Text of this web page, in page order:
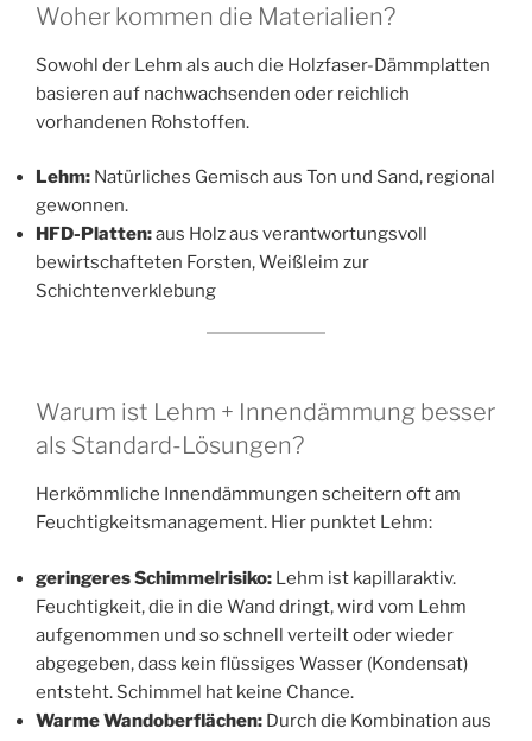
Woher kommen die Materialien?
Sowohl der Lehm als auch die Holzfaser-Dämmplatten
basieren auf nachwachsenden oder reichlich
vorhandenen Rohstoffen.
Lehm: Natürliches Gemisch aus Ton und Sand, regional
gewonnen.
HFD-Platten:aus Holz aus verantwortungsvoll
bewirtschafteten Forsten, Weißleim zur
Schichtenverklebung
Warum ist Lehm + Innendämmung besser
als Standard-Lösungen?
Herkömmliche Innendämmungen scheitern oft am
Feuchtigkeitsmanagement. Hier punktet Lehm:
geringeres Schimmelrisiko: Lehm ist kapillaraktiv.
Feuchtigkeit, die in die Wand dringt, wird vom Lehm
aufgenommen und so schnell verteilt oder wieder
abgegeben, dass kein flüssiges Wasser (Kondensat)
entsteht. Schimmel hat keine Chance.
Warme Wandoberflächen: Durch die Kombination aus